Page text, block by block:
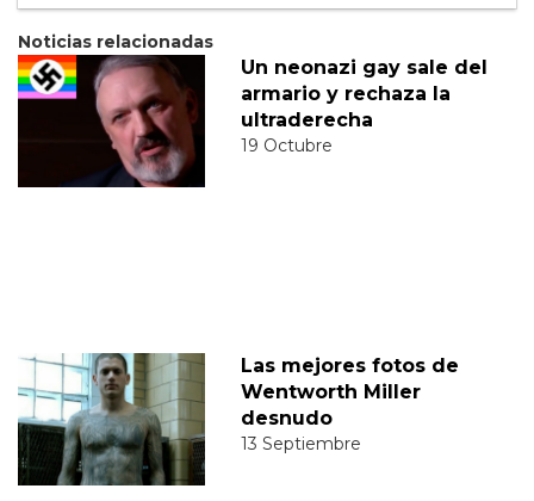
Noticias relacionadas
Un neonazi gay sale del
armario y rechaza la
ultraderecha
19 Octubre
Las mejores fotos de
Wentworth Miller
desnudo
13 Septiembre